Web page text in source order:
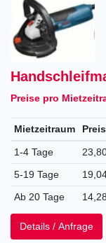
Preise pro
Mietzeitraum
1-4 Tage
5-19 Tage
Ab 20 Tage
Details / Anfrage